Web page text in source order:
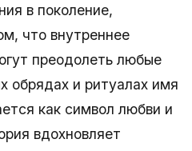
в поколение,
что внутреннее
преодолеть любые
обрядах и ритуалах имя
как символ любви и
вдохновляет